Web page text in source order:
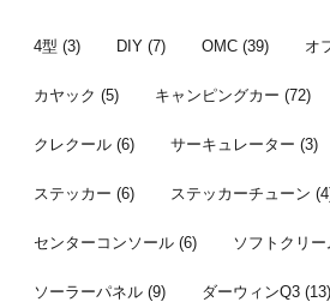
4型 (3) DIY (7) OMC (39) オ
カヤック (5) キャンピングカー (72)
クレクール (6) サーキュレーター (3)
ステッカー (6) ステッカーチューン
センターコンソール (6) ソフトクリー
ソーラーパネル (9) ダーウィンQ3 (13)